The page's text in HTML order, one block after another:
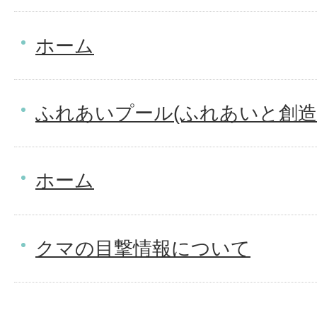
ホーム
ふれあいプール(ふれあいと創
ホーム
クマの目撃情報について